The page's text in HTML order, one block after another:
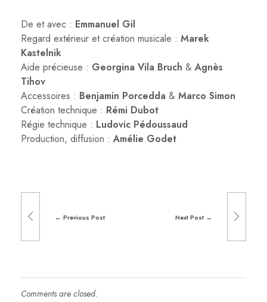
De et avec : Emmanuel Gil
Regard extérieur et création musicale : Marek
Kastelnik
Aide précieuse : Georgina Vila Bruch & Agnès
Tihov
Accessoires : Benjamin Porcedda & Marco Simon
Création technique : Rémi Dubot
Régie technique : Ludovic Pédoussaud
Production, diffusion : Amélie Godet
Previous Post Next Post
Comments are closed.